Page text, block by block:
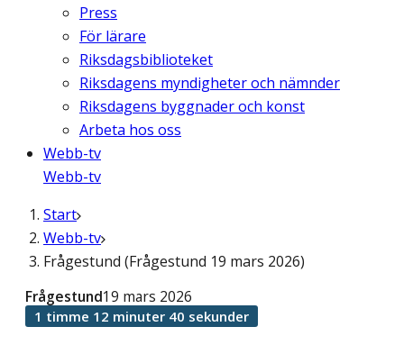
Press
För lärare
Riksdagsbiblioteket
Riksdagens myndigheter och nämnder
Riksdagens byggnader och konst
Arbeta hos oss
Webb-tv
Webb-tv
Start
Webb-tv
Frågestund (Frågestund 19 mars 2026)
Frågestund19 mars 2026
1 timme 12 minuter 40 sekunder